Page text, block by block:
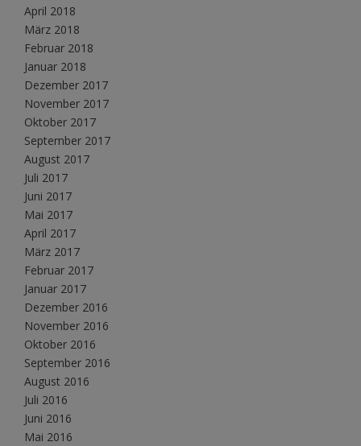
April 2018
März 2018
Februar 2018
Januar 2018
Dezember 2017
November 2017
Oktober 2017
September 2017
August 2017
Juli 2017
Juni 2017
Mai 2017
April 2017
März 2017
Februar 2017
Januar 2017
Dezember 2016
November 2016
Oktober 2016
September 2016
August 2016
Juli 2016
Juni 2016
Mai 2016